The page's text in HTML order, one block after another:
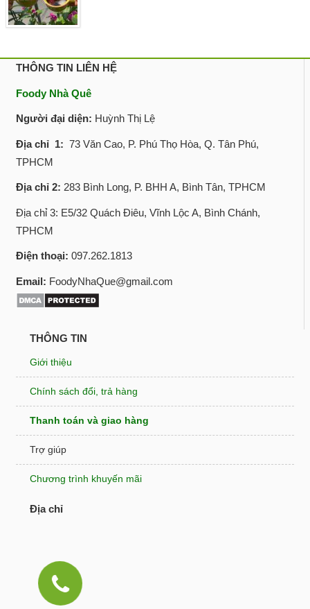
THÔNG TIN LIÊN HỆ
Foody Nhà Quê
Người đại diện: Huỳnh Thị Lệ
Địa chỉ 1: 73 Văn Cao, P. Phú Thọ Hòa, Q. Tân Phú,
TPHCM
Địa chỉ 2: 283 Bình Long, P. BHH A, Bình Tân, TPHCM
Địa chỉ 3: E5/32 Quách Điêu, Vĩnh Lộc A, Bình Chánh,
TPHCM
Điện thoại: 097.262.1813
Email: FoodyNhaQue@gmail.com
THÔNG TIN
Giới thiệu
Chính sách đổi, trả hàng
Thanh toán và giao hàng
Trợ giúp
Chương trình khuyến mãi
Địa chỉ